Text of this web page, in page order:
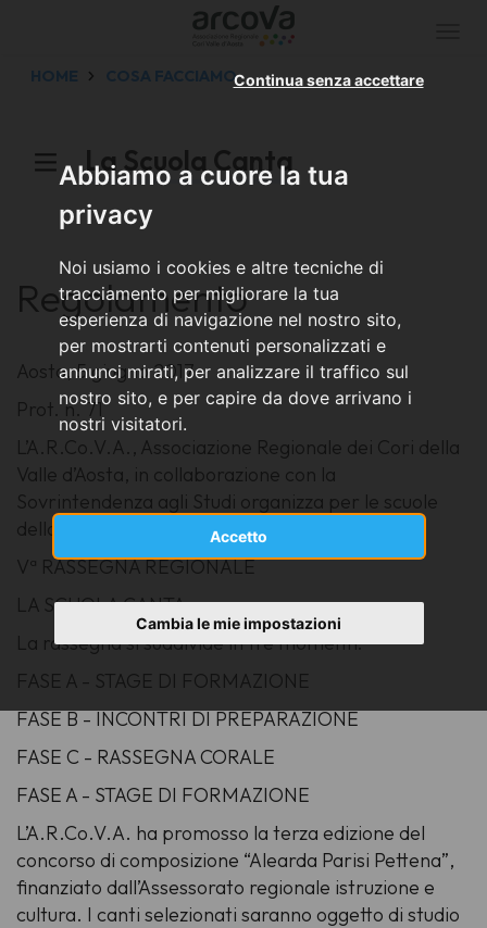
Abbiamo a cuore la tua
privacy
Noi usiamo i cookies e altre tecniche di
tracciamento per migliorare la tua
esperienza di navigazione nel nostro sito,
per mostrarti contenuti personalizzati e
annunci mirati, per analizzare il traffico sul
nostro sito, e per capire da dove arrivano i
nostri visitatori.
Accetto
Continua senza accettare
Cambia le mie impostazioni
HOME COSA FACCIAMO
La Scuola Canta
Regolamento
Aosta, 5 giugno 2017
Prot. n. 71
L’A.R.Co.V.A., Associazione Regionale dei Cori della
Valle d’Aosta, in collaborazione con la
Sovrintendenza agli Studi organizza per le scuole
della Regione Autonoma Valle d’Aosta la
Vª RASSEGNA REGIONALE
LA SCUOLA CANTA
La rassegna si suddivide in tre momenti:
FASE A - STAGE DI FORMAZIONE
FASE B - INCONTRI DI PREPARAZIONE
FASE C - RASSEGNA CORALE
FASE A - STAGE DI FORMAZIONE
L’A.R.Co.V.A. ha promosso la terza edizione del
concorso di composizione “Alearda Parisi Pettena”,
finanziato dall’Assessorato regionale istruzione e
cultura. I canti selezionati saranno oggetto di studio